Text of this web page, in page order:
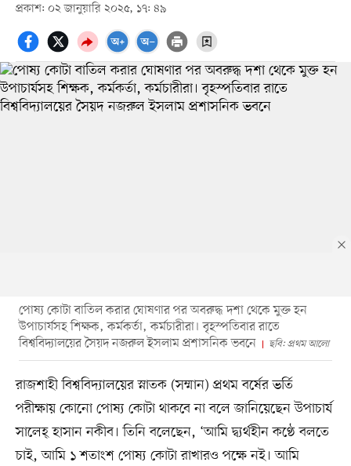
প্রকাশ: ০২ জানুয়ারি ২০২৫, ১৭: ৪৯
পোষ্য কোটা বাতিল করার ঘোষণার পর অবরুদ্ধ দশা থেকে মুক্ত হন
উপাচার্যসহ শিক্ষক, কর্মকর্তা, কর্মচারীরা। বৃহস্পতিবার রাতে
বিশ্ববিদ্যালয়ের সৈয়দ নজরুল ইসলাম প্রশাসনিক ভবনে
ছবি: প্রথম আলো
রাজশাহী বিশ্ববিদ্যালয়ের স্নাতক (সম্মান) প্রথম বর্ষের ভর্তি
পরীক্ষায় কোনো পোষ্য কোটা থাকবে না বলে জানিয়েছেন উপাচার্য
সালেহ্ হাসান নকীব। তিনি বলেছেন, ‘আমি দ্ব্যর্থহীন কণ্ঠে বলতে
চাই, আমি ১ শতাংশ পোষ্য কোটা রাখারও পক্ষে নই। আমি